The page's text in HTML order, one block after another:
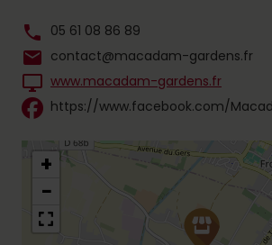
phone 05 61 08 86 89
mail contact@macadam-gardens.fr
desktop_windows www.macadam-gardens.fr
https://www.facebook.com/
+
−